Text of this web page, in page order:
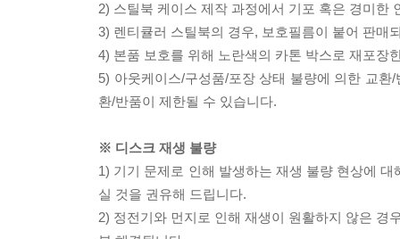
2) 스틸북 케이스 제작 과정에서 기포 혹은 경미한
3) 렌티큘러 스틸북의 경우, 보호필름이 붙어 판매
4) 본품 보호를 위해 노란색의 카톤 박스로 재포장
5) 아웃케이스/구성품/포장 상태 불량에 의한 교
환/반품이 제한될 수 있습니다.
※ 디스크 재생 불량
1) 기기 문제로 인해 발생하는 재생 불량 현상에
실 것을 권유해 드립니다.
2) 정전기와 먼지로 인해 재생이 원활하지 않은 경